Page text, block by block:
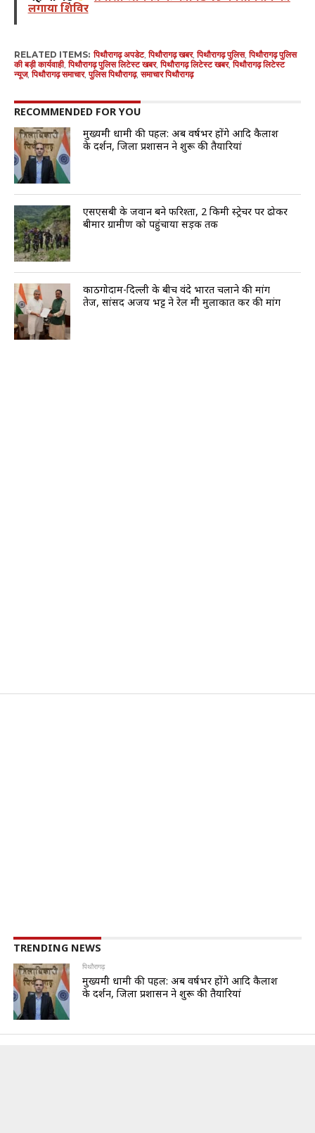
लगाया शिविर
RELATED ITEMS: पिथौरागढ़ अपडेट,पिथौरागढ़ खबर,पिथौरागढ़ पुलिस,पिथौरागढ़ पुलिस
की बड़ी कार्यवाही,पिथौरागढ़ पुलिस लिटेस्ट खबर,पिथौरागढ़ लिटेस्ट खबर,पिथौरागढ़ लिटेस्ट
न्यूज,पिथौरागढ़ समाचार,पुलिस पिथौरागढ़,समाचार पिथौरागढ़
RECOMMENDED FOR YOU
मुख्यमंत्री धामी की पहल: अब वर्षभर होंगे आदि कैलाश
के दर्शन, जिला प्रशासन ने शुरू की तैयारियां
एसएसबी के जवान बने फरिश्ता, 2 किमी स्ट्रेचर पर ढोकर
बीमार ग्रामीण को पहुंचाया सड़क तक
काठगोदाम-दिल्ली के बीच वंदे भारत चलाने की मांग
तेज, सांसद अजय भट्ट ने रेल मंत्री मुलाकात कर की मांग
TRENDING NEWS
पिथौरागढ़
मुख्यमंत्री धामी की पहल: अब वर्षभर होंगे आदि कैलाश
के दर्शन, जिला प्रशासन ने शुरू की तैयारियां